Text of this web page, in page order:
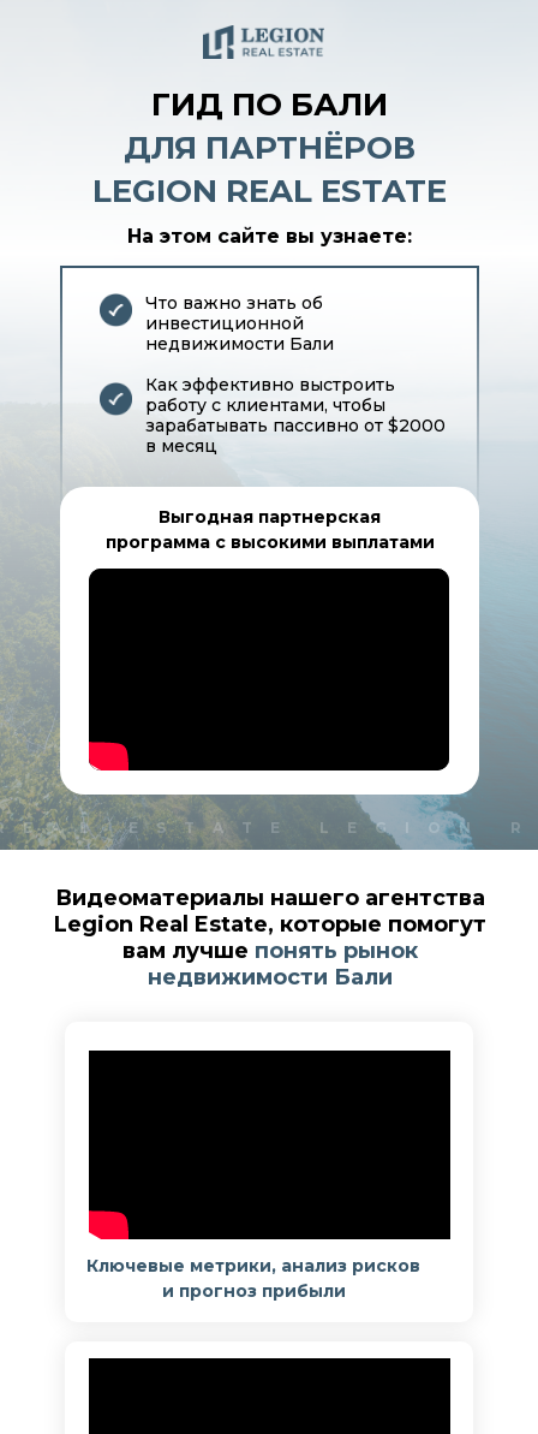
ГИД ПО БАЛИ
ДЛЯ ПАРТНЁРОВ
LEGION REAL ESTATE
ESTATE LEGION
Выгодная партнерская
программа с высокими выплатами
Что важно знать об
инвестиционной
недвижимости Бали
Как эффективно выстроить
работу с клиентами, чтобы
зарабатывать пассивно от $2000
в месяц
На этом сайте вы узнаете:
Видеоматериалы нашего агентства
Legion Real Estate, которые помогут
вам лучше понять рынок
недвижимости Бали
Ключевые метрики, анализ рисков
и прогноз прибыли